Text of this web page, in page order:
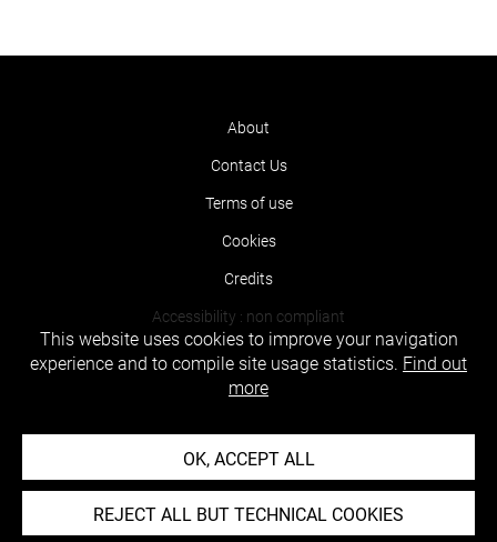
About
Contact Us
Terms of use
Cookies
Credits
Accessibility : non compliant
This website uses cookies to improve your navigation
experience and to compile site usage statistics. Find out
more
OK, ACCEPT ALL
REJECT ALL BUT TECHNICAL COOKIES